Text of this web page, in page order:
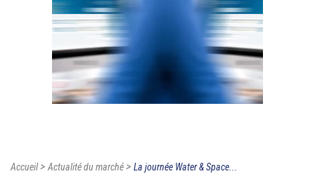
Accueil>Actualité du marché> La journée Water & Space...